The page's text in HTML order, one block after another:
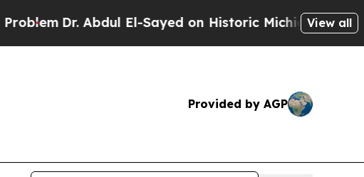
Dr. Abdul El-Sayed on Historic Michigan Win: View all
Provided by AGP